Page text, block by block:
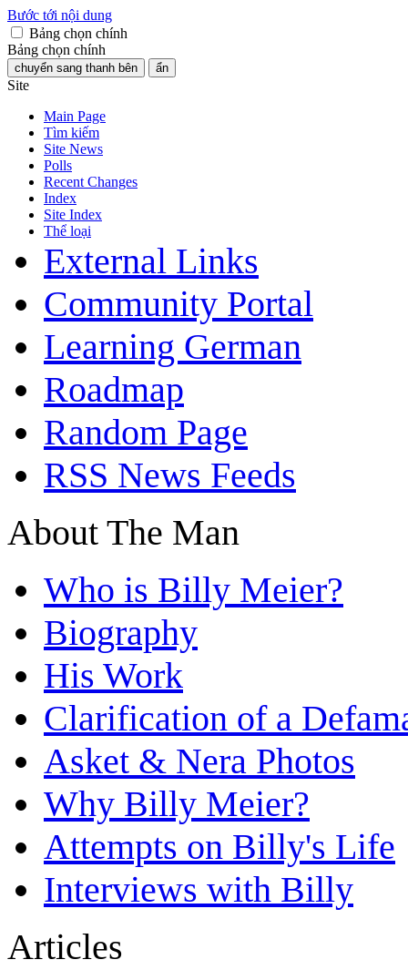
Bước tới nội dung
Bảng chọn chính
Bảng chọn chính
chuyển sang thanh bên ẩn
Site
Main Page
Tìm kiếm
Site News
Polls
Recent Changes
Index
Site Index
Thể loại
External Links
Community Portal
Learning German
Roadmap
Random Page
RSS News Feeds
About The Man
Who is Billy Meier?
Biography
His Work
Clarification of a
Asket & Nera Photos
Why Billy Meier?
Attempts on Billy's Life
Interviews with Billy
Articles